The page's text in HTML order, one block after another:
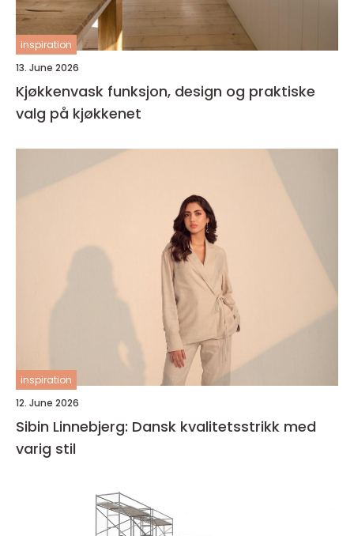
inspiration
13. June 2026
Kjøkkenvask funksjon, design og praktiske
valg på kjøkkenet
inspiration
12. June 2026
Sibin Linnebjerg: Dansk kvalitetsstrikk med
varig stil